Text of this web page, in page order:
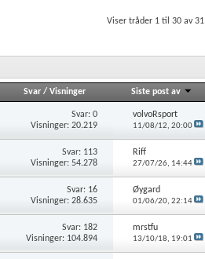
Viser tråder 1 til 30 av 31
Svar/ Visninger Siste post av
Svar: 0
Visninger: 20.219
volvoRsport
11/08/12, 20:00
Svar: 113
Visninger: 54.278
Riff
27/07/26, 14:44
Svar: 16
Visninger: 28.635
Øygard
01/06/20, 22:14
Svar: 182
Visninger: 104.894
mrstfu
13/10/18, 19:01